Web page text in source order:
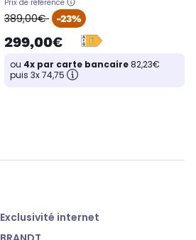
Prix de référence
oldPrice
389,00€ -23%
299,00€
ou 4x par carte bancaire82,23€
puis 3x 74,75
Exclusivité internet